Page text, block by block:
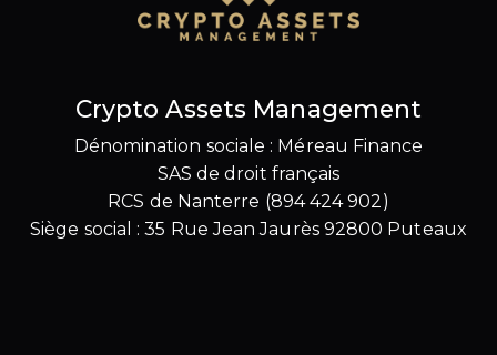
Crypto Assets Management
Dénomination sociale : Méreau Finance
SAS de droit français
RCS de Nanterre (894 424 902)
Siège social : 35 Rue Jean Jaurès 92800 Puteaux